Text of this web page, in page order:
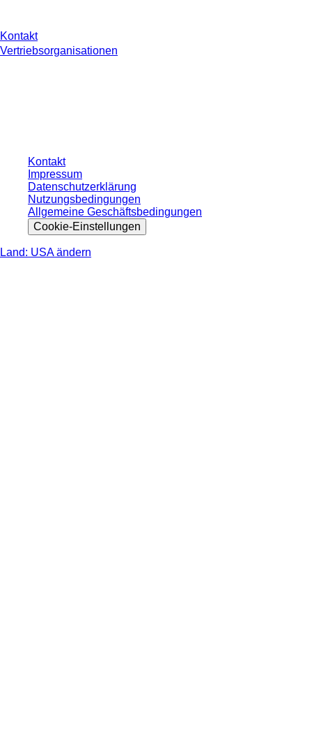
Kontakt
Vertriebsorganisationen
Kontakt
Impressum
Datenschutzerklärung
Nutzungsbedingungen
Allgemeine Geschäftsbedingungen
Cookie-Einstellungen
Land: USA ändern